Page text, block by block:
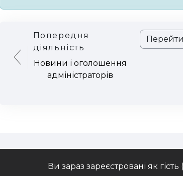
Попередня
діяльність
Новини і оголошення
адміністраторів
Перейти
Ви зараз зареєстровані як гість (